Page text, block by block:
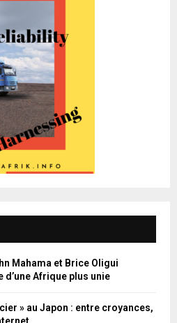
Mahama et Brice Oligui
d’une Afrique plus unie
» au Japon : entre croyances,